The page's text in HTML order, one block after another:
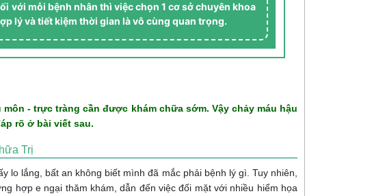
với mỗi bệnh nhân thì việc chọn 1 cơ sở chuyên khoa
lý và tiết kiệm thời gian là vô cùng quan trọng.
- trực tràng cần được khám chữa sớm. Vậy chảy máu hậu
rõ ở bài viết sau.
Trị
lắng, bất an không biết mình đã mắc phải bệnh lý gì. Tuy nhiên,
hợp e ngại thăm khám, dẫn đến việc đối mặt với nhiều hiểm họa